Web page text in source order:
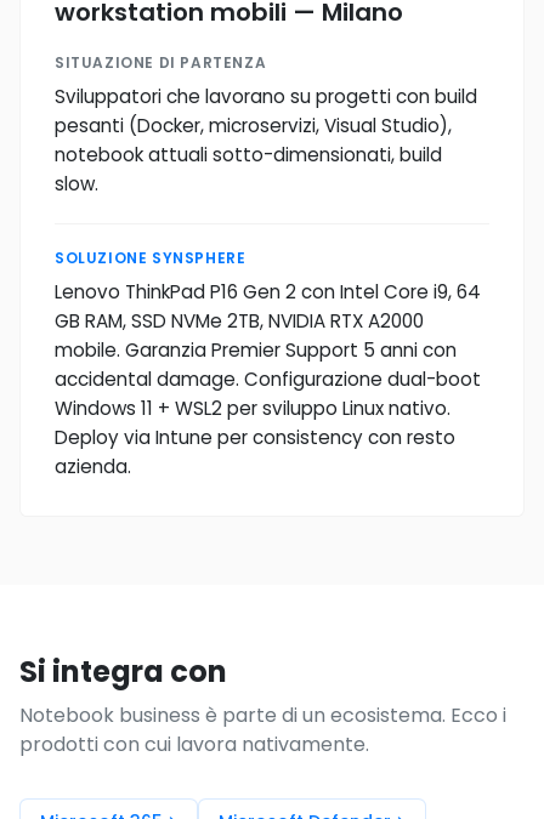
workstation mobili — Milano
SITUAZIONE DI PARTENZA
Sviluppatori che lavorano su progetti con build
pesanti (Docker, microservizi, Visual Studio),
notebook attuali sotto-dimensionati, build
slow.
SOLUZIONE SYNSPHERE
Lenovo ThinkPad P16 Gen 2 con Intel Core i9, 64
GB RAM, SSD NVMe 2TB, NVIDIA RTX A2000
mobile. Garanzia Premier Support 5 anni con
accidental damage. Configurazione dual-boot
Windows 11 + WSL2 per sviluppo Linux nativo.
Deploy via Intune per consistency con resto
azienda.
Si integra con
Notebook business è parte di un ecosistema. Ecco i
prodotti con cui lavora nativamente.